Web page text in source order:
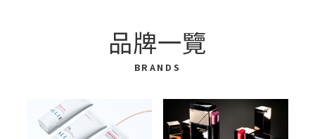
品牌一覽
BRANDS